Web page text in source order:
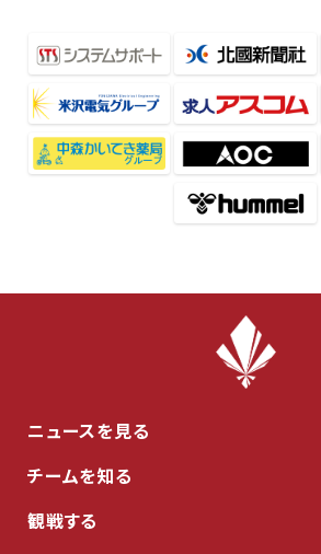
ニュースを見る
チームを知る
観戦する